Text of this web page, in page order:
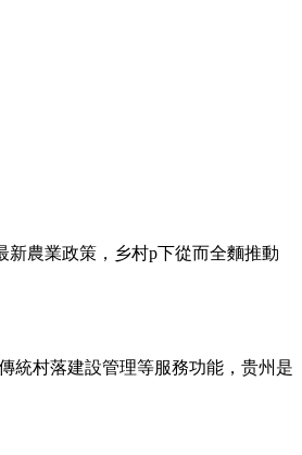
新農業政策，乡村p下從而全麵推動
統村落建設管理等服務功能，贵州是